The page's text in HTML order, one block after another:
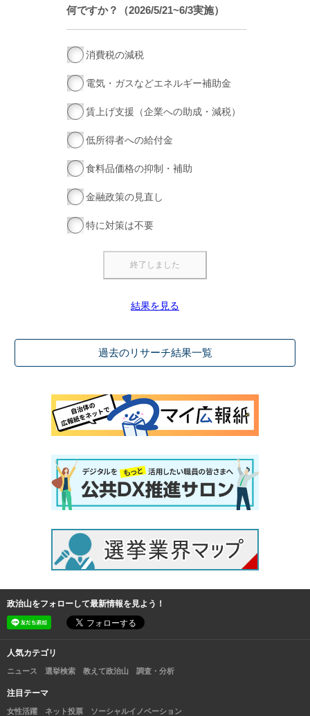
何ですか？（2026/5/21~6/3実施）
消費税の減税
電気・ガスなどエネルギー補助金
賃上げ支援（企業への助成・減税）
低所得者への給付金
食料品価格の抑制・補助
金融政策の見直し
特に対策は不要
結果を見る
過去のリサーチ結果一覧
政治山をフォローして最新情報を見よう！
人気カテゴリ
ニュース 選挙検索 教えて政治山 調査・分析
注目テーマ
女性活躍 ネット投票 ソーシャルイノベーション